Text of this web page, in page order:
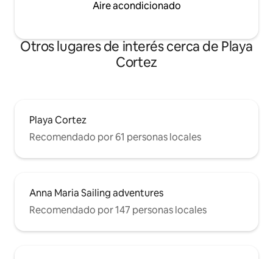
Aire acondicionado
Otros lugares de interés cerca de Playa
Cortez
Playa Cortez
Recomendado por 61 personas locales
Anna Maria Sailing adventures
Recomendado por 147 personas locales